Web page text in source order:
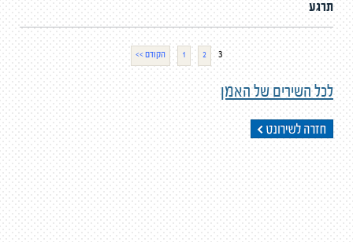
תרגע
<< הקודם 1 2 3
לכל השירים של האמן